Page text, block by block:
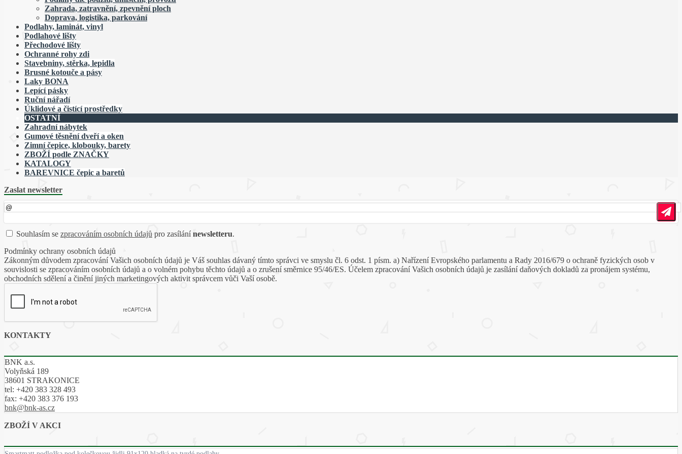
Zahrada, zatravnění, zpevnění ploch
Doprava, logistika, parkování
Podlahy, laminát, vinyl
Podlahové lišty
Přechodové lišty
Ochranné rohy zdi
Stavebniny, stěrka, lepidla
Brusné kotouče a pásy
Laky BONA
Lepící pásky
Ruční nářadí
Úklidové a čistící prostředky
OSTATNÍ
Zahradní nábytek
Gumové těsnění dveří a oken
Zimní čepice, klobouky, barety
ZBOŽÍ podle ZNAČKY
KATALOGY
BAREVNICE čepic a baretů
Zaslat newsletter
Souhlasím se zpracováním osobních údajů pro zasílánínewsletteru.
Podmínky ochrany osobních údajů
Zákonným důvodem zpracování Vašich osobních údajů je Váš souhlas dávaný tímto správci ve smyslu čl. 6 odst. 1 písm. a) Nařízení Evropského parlamentu a Rady 2016/679 o ochraně fyzických osob v
souvislosti se zpracováním osobních údajů a o volném pohybu těchto údajů a o zrušení směrnice 95/46/ES. Účelem zpracování Vašich osobních údajů je zasílání daňových dokladů za pronájem systému,
obchodních sdělení a činění jiných marketingových aktivit správcem vůči Vaší osobě.
KONTAKTY
BNK a.s.
Volyňská 189
38601 STRAKONICE
tel: +420 383 328 493
fax: +420 383 376 193
bnk@bnk-as.cz
ZBOŽÍ V AKCI